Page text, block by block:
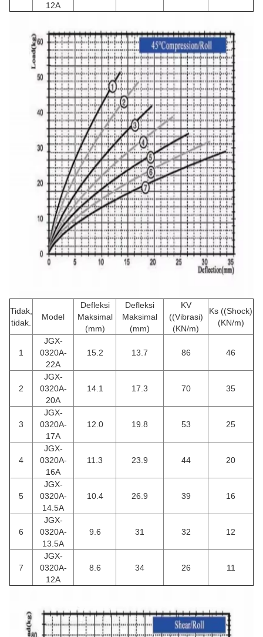
12A
Tidak,
tidak.
Model
Defleksi
Maksimal
(mm)
Defleksi
Maksimal
(mm)
KV
((Vibrasi)
(KN/m)
Ks ((Shock)
(KN/m)
1
JGX-
0320A-
22A
15.2 13.7 86 46
2
JGX-
0320A-
20A
14.1 17.3 70 35
3
JGX-
0320A-
17A
12.0 19.8 53 25
4
JGX-
0320A-
16A
11.3 23.9 44 20
5
JGX-
0320A-
14.5A
10.4 26.9 39 16
6
JGX-
0320A-
13.5A
9.6 31 32 12
7
JGX-
0320A-
12A
8.6 34 26 11